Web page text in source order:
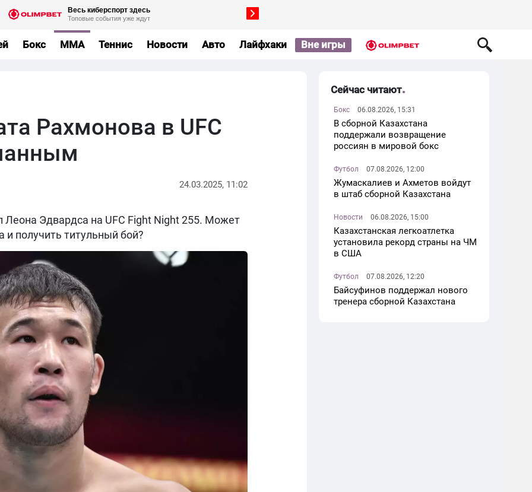
Бокс MMA Теннис Новости Авто Лайфхаки Вне игры
Рахмонова в UFC
24.03.2025, 11:02
Эдвардса на UFC Fight Night 255. Может
получить титульный бой?
Сейчас читают
Бокс 06.08.2026, 15:31
В сборной Казахстана
поддержали возвращение
россиян в мировой бокс
Футбол 07.08.2026, 12:00
Жумаскалиев и Ахметов войдут
в штаб сборной Казахстана
Новости 06.08.2026, 15:00
Казахстанская легкоатлетка
установила рекорд страны на ЧМ
в США
Футбол 07.08.2026, 12:20
Байсуфинов поддержал нового
тренера сборной Казахстана